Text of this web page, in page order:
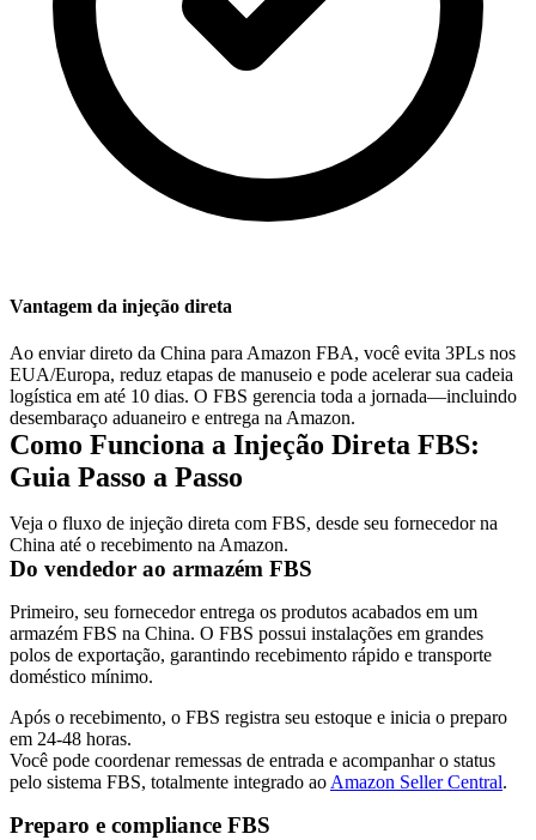
Vantagem da injeção direta
Ao enviar direto da China para Amazon FBA, você evita 3PLs nos
EUA/Europa, reduz etapas de manuseio e pode acelerar sua cadeia
logística em até 10 dias. O FBS gerencia toda a jornada—incluindo
desembaraço aduaneiro e entrega na Amazon.
Como Funciona a Injeção Direta FBS:
Guia Passo a Passo
Veja o fluxo de injeção direta com FBS, desde seu fornecedor na
China até o recebimento na Amazon.
Do vendedor ao armazém FBS
Primeiro, seu fornecedor entrega os produtos acabados em um
armazém FBS na China. O FBS possui instalações em grandes
polos de exportação, garantindo recebimento rápido e transporte
doméstico mínimo.
Após o recebimento, o FBS registra seu estoque e inicia o preparo
em 24-48 horas.
Você pode coordenar remessas de entrada e acompanhar o status
pelo sistema FBS, totalmente integrado ao Amazon Seller Central.
Preparo e compliance FBS